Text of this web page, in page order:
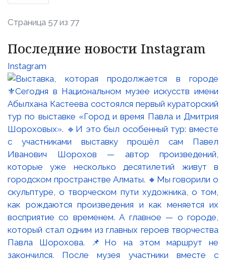
Страница 57 из 77
Последние новости Instagram
Instagram